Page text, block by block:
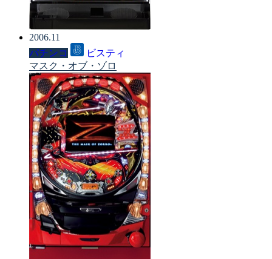
2006.11
パチンコ
ビスティ
マスク・オブ・ゾロ